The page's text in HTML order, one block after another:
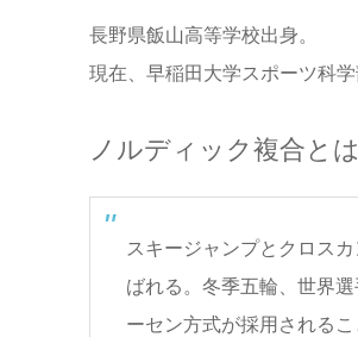
長野県飯山高等学校出身。
現在、早稲田大学スポーツ科
ノルディック複合と
スキージャンプとクロス
ばれる。冬季五輪、世界
ーセン方式が採用される